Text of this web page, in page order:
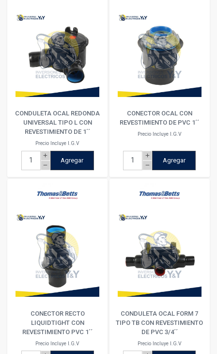
CONDULETA OCAL REDONDA
UNIVERSAL TIPO L CON
REVESTIMIENTO DE 1´´
Precio Incluye I.G.V
add
remove
Agregar
CONECTOR OCAL CON
REVESTIMIENTO DE PVC 1´´
Precio Incluye I.G.V
add
remove
Agregar
CONECTOR RECTO
LIQUIDTIGHT CON
REVESTIMIENTO PVC 1´´
Precio Incluye I.G.V
CONDULETA OCAL FORM 7
TIPO TB CON REVESTIMIENTO
DE PVC 3/4´´
Precio Incluye I.G.V